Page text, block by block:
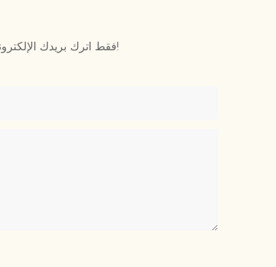
فقط اترك بريدك الإلكتروني أو رقم هاتفك في نموذج الاتصال حتى نتمكن من إرسال عرض أسعار مجاني لنا لمجموعة واسعة من التصاميم!